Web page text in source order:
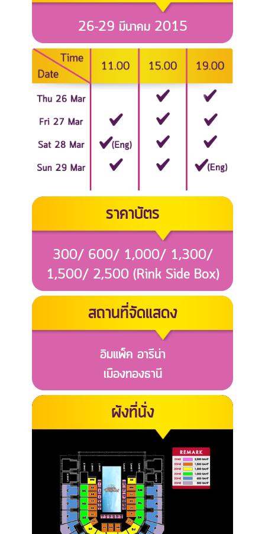
26-29 มีนาคม 2015
ราคาบัตร
300/ 600/ 1,000/ 1,300/
1,500/ 2,500 (Rink Side Box)
สถานที่จัดแสดง
อิมแพ็ค อารีน่า
เมืองทองธานี
ผังที่นั่ง